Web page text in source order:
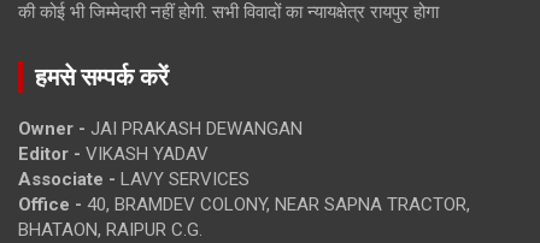
की कोई भी जिम्मेदारी नहीं होगी. सभी विवादों का न्यायक्षेत्र रायपुर होगा
हमसे सम्पर्क करें
Owner - JAI PRAKASH DEWANGAN
Editor - VIKASH YADAV
Associate - LAVY SERVICES
Office - 40, BRAMDEV COLONY, NEAR SAPNA TRACTOR,
BHATAON, RAIPUR C.G.